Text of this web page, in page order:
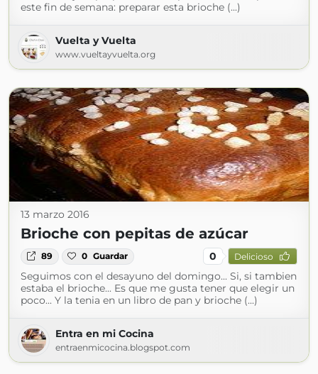
este fin de semana: preparar esta brioche (...)
Vuelta y Vuelta
www.vueltayvuelta.org
13 marzo 2016
Brioche con pepitas de azúcar
89 0 Guardar 0 Delicioso
Seguimos con el desayuno del domingo... Si, si tambien
estaba el brioche... Es que me gusta tener que elegir un
poco... Y la tenia en un libro de pan y brioche (...)
Entra en mi Cocina
entraenmicocina.blogspot.com